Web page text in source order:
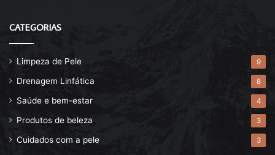
CATEGORIAS
Limpeza de Pele 9
Drenagem Linfática 8
Saúde e bem-estar 4
Produtos de beleza 3
Cuidados com a pele 3